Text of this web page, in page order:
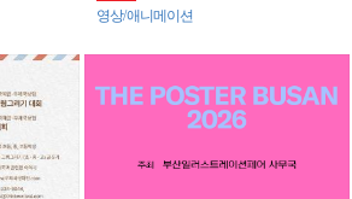
영상/애니메이션